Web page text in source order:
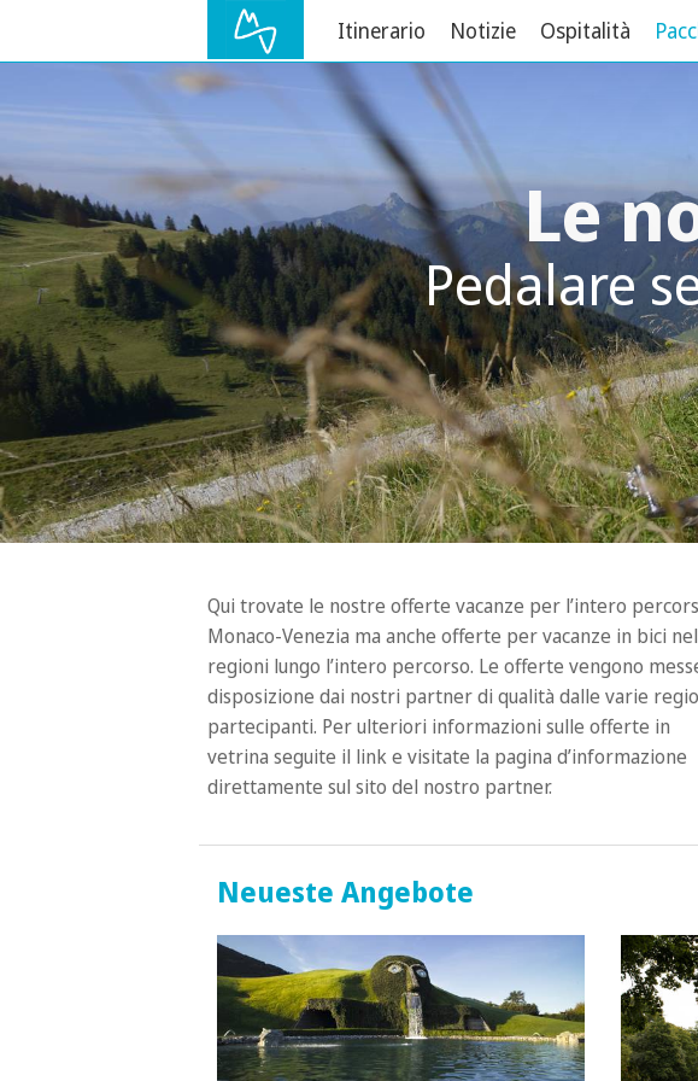
Itinerario Notizie Ospitalità
Le
Pedalare
Qui trovate le nostre offerte vacanze per l’intero
Monaco-Venezia ma anche offerte per vacanze in bici
regioni lungo l’intero percorso. Le offerte vengono
disposizione dai nostri partner di qualità dalle varie
partecipanti. Per ulteriori informazioni sulle offerte in
vetrina seguite il link e visitate la pagina d’informazione
direttamente sul sito del nostro partner.
Neueste Angebote